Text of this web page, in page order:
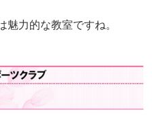
力的な教室ですね。